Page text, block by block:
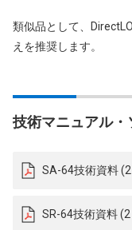
類似品として、
えを推奨します。
技術マニュアル・
SA-64技術資料
SR-64技術資料 (2